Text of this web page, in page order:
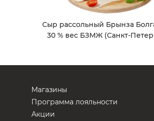
Сыр рассольный Брынза
30 % вес БЗМЖ (Санкт-
Магазины
Программа лояльности
Акции